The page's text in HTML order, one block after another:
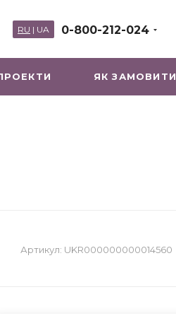
0-800-212-024
RU | UA
ЯК ЗАМОВИТИ
Артикул: UKR000000000014560